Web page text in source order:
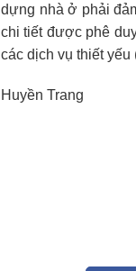
dựng nhà ở phải
chi tiết được phê
các dịch vụ thiết
Huyền Trang